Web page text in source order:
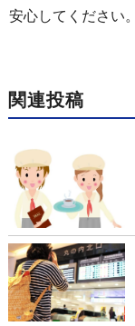
安心してください。
関連投稿